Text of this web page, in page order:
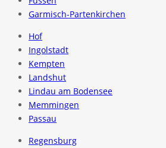
Garmisch-Partenkirchen
Hof
Ingolstadt
Kempten
Landshut
Lindau am Bodensee
Memmingen
Passau
Regensburg